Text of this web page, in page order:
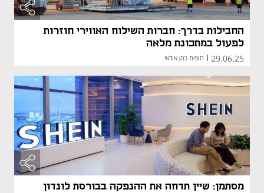
החבילות בדרך: חברות השילוח האווירי חוזרות
לפעול במתכונת מלאה
29.06.25
| חופית כהן אולאי
מסתמן: שיין תדחה את ההנפקה בבורסת לונדון